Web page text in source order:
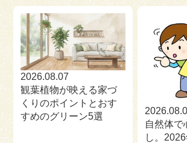
来場予約 お問い合わせ
2026.08.07
観葉植物が映える家づ
くりのポイントとおす
すめのグリーン5選
自然体で
し。